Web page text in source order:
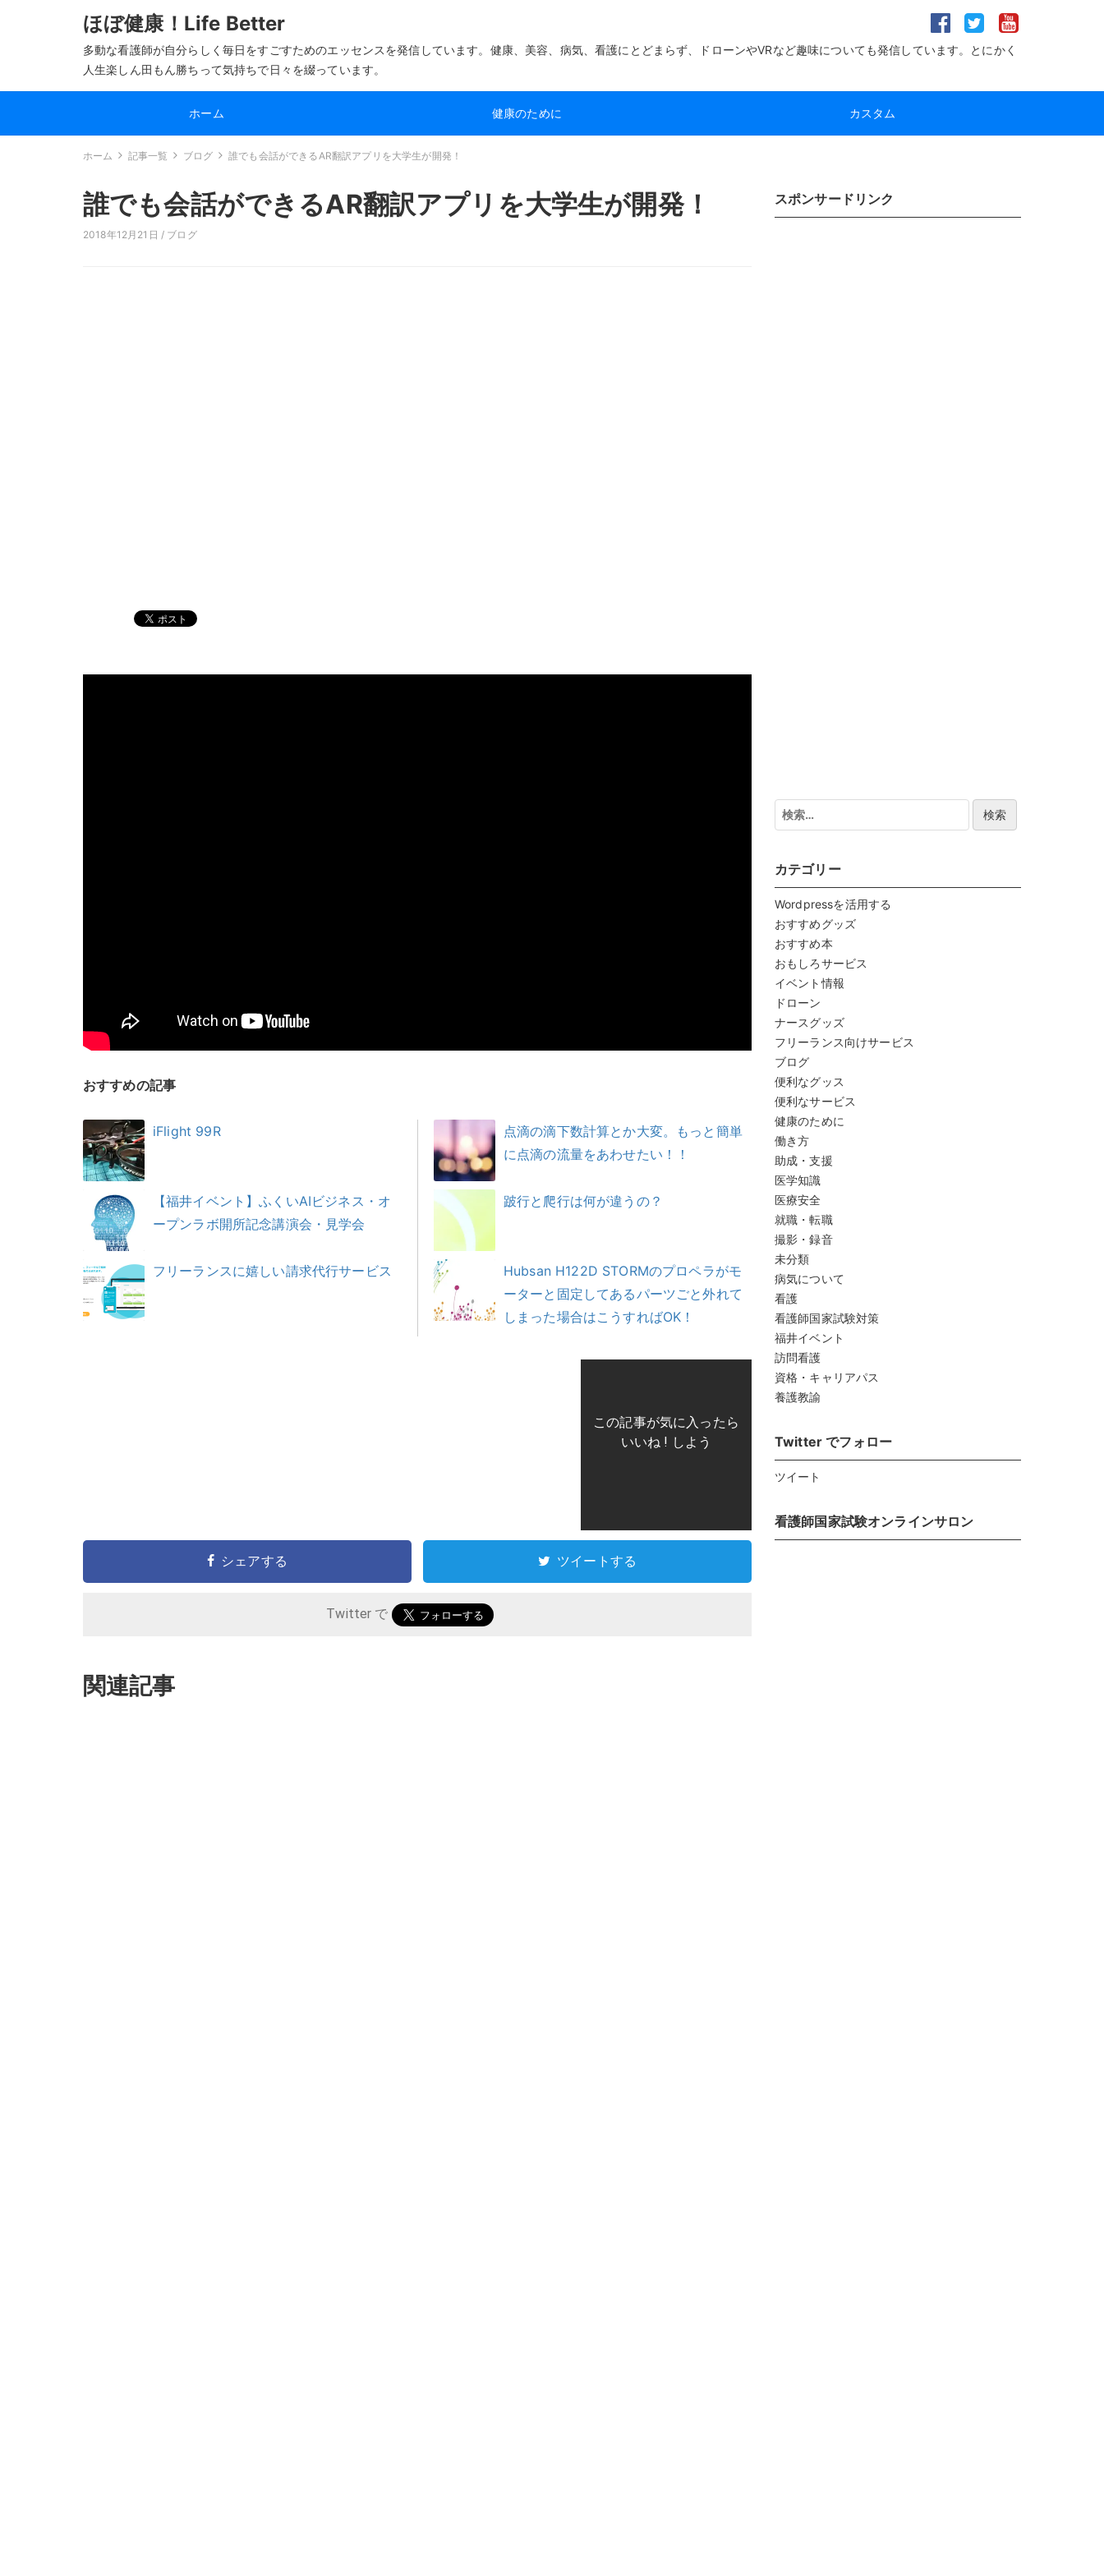
ほぼ健康！Life Better
多動な看護師が自分らしく毎日をすごすためのエッセンスを発信しています。健康、美容、病気、看護にとどまらず、ドローンやVRなど趣味についても発信しています。とにかく
人生楽しん田もん勝ちって気持ちで日々を綴っています。
ホーム 健康のために カスタム
ホーム 記事一覧 ブログ 誰でも会話ができるAR翻訳アプリを大学生が開発！
誰でも会話ができるAR翻訳アプリを大学生が開発！
2018年12月21日 / ブログ
おすすめの記事
iFlight 99R
【福井イベント】ふくいAIビジネス・オ
ープンラボ開所記念講演会・見学会
フリーランスに嬉しい請求代行サービス
点滴の滴下数計算とか大変。もっと簡単
に点滴の流量をあわせたい！！
跛行と爬行は何が違うの？
Hubsan H122D STORMのプロペラがモ
ーターと固定してあるパーツごと外れて
しまった場合はこうすればOK！
この記事が気に入ったら
いいね ! しよう
シェアする ツイートする
Twitter で
関連記事
スポンサードリンク
検
索:
カテゴリー
Wordpressを活用する
おすすめグッズ
おすすめ本
おもしろサービス
イベント情報
ドローン
ナースグッズ
フリーランス向けサービス
ブログ
便利なグッス
便利なサービス
健康のために
働き方
助成・支援
医学知識
医療安全
就職・転職
撮影・録音
未分類
病気について
看護
看護師国家試験対策
福井イベント
訪問看護
資格・キャリアパス
養護教諭
Twitter でフォロー
ツイート
看護師国家試験オンラインサロン